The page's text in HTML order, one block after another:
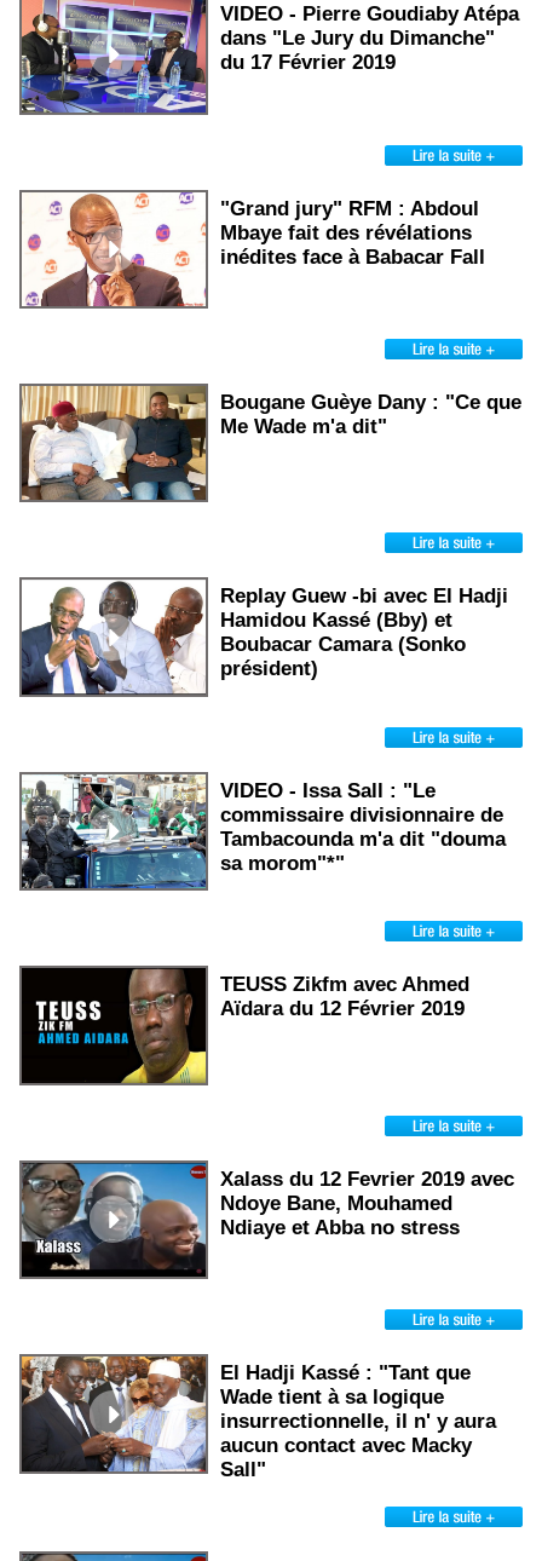
VIDEO - Pierre Goudiaby Atépa
dans "Le Jury du Dimanche"
du 17 Février 2019
"Grand jury" RFM : Abdoul
Mbaye fait des révélations
inédites face à Babacar Fall
Bougane Guèye Dany : "Ce que
Me Wade m'a dit"
Replay Guew -bi avec El Hadji
Hamidou Kassé (Bby) et
Boubacar Camara (Sonko
président)
VIDEO - Issa Sall : "Le
commissaire divisionnaire de
Tambacounda m'a dit "douma
sa morom"*"
TEUSS Zikfm avec Ahmed
Aïdara du 12 Février 2019
Xalass du 12 Fevrier 2019 avec
Ndoye Bane, Mouhamed
Ndiaye et Abba no stress
El Hadji Kassé : "Tant que
Wade tient à sa logique
insurrectionnelle, il n' y aura
aucun contact avec Macky
Sall"